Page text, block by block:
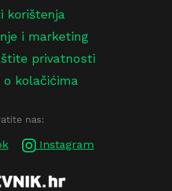
korištenja
i marketing
privatnosti
o kolačićima
nas:
Instagram